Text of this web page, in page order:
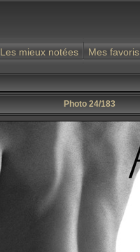
Les mieux notées Mes favoris
Photo 24/183